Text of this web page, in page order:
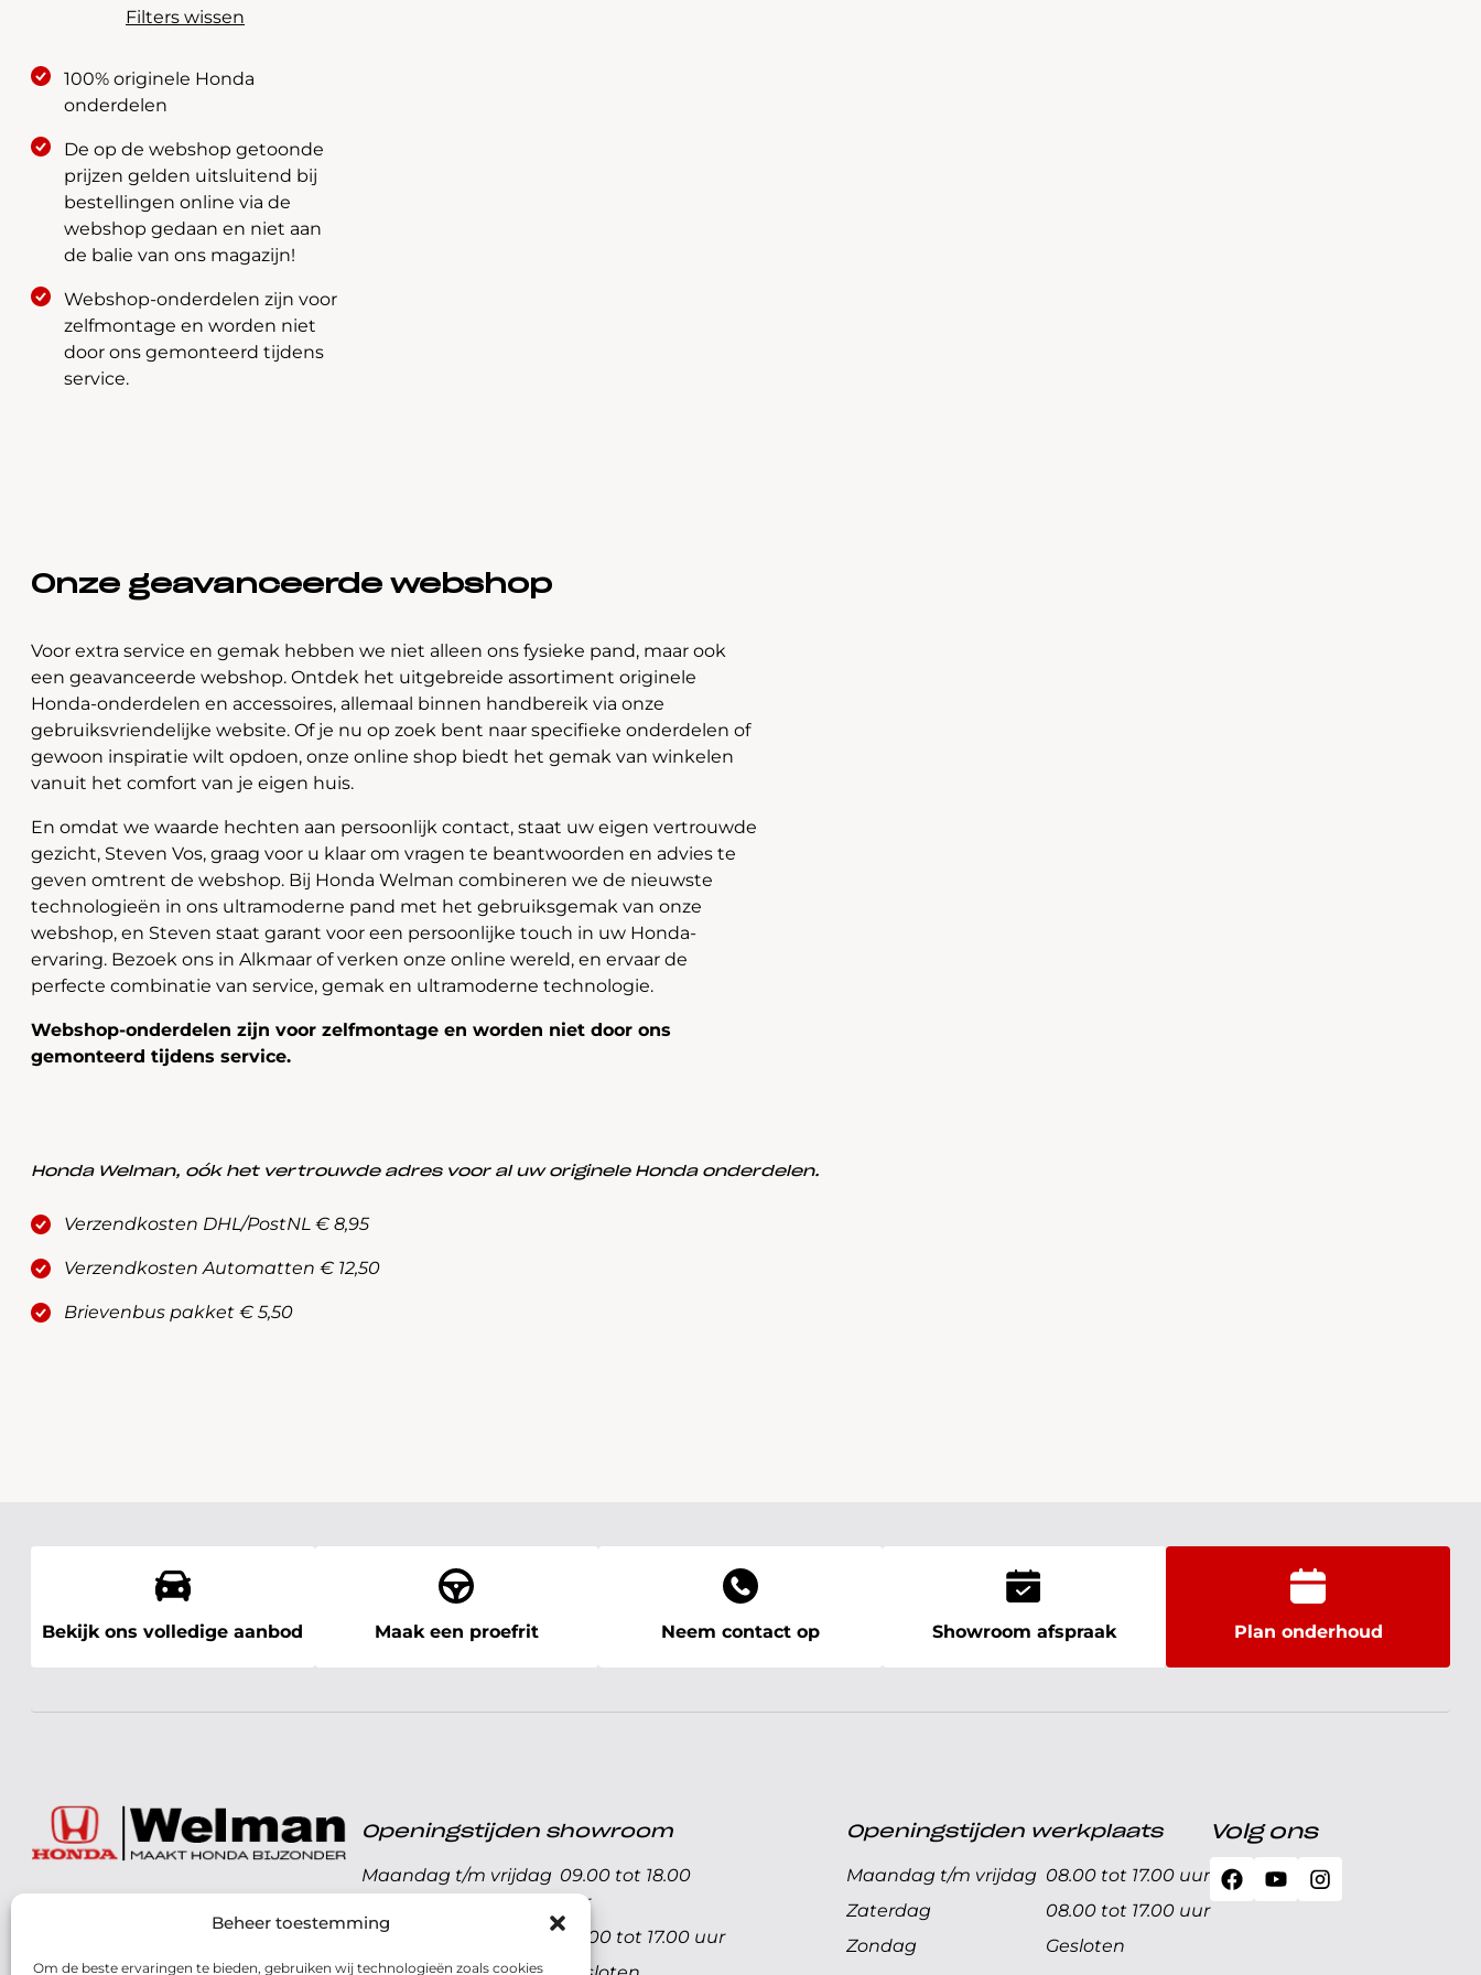
Beheer toestemming
Om de beste ervaringen te bieden, gebruiken wij technologieën zoals cookies
Filters wissen
100% originele Honda
onderdelen
De op de webshop getoonde
prijzen gelden uitsluitend bij
bestellingen online via de
webshop gedaan en niet aan
de balie van ons magazijn!
Webshop-onderdelen zijn voor
zelfmontage en worden niet
door ons gemonteerd tijdens
service.
Onze geavanceerde webshop
Voor extra service en gemak hebben we niet alleen ons fysieke pand, maar ook
een geavanceerde webshop. Ontdek het uitgebreide assortiment originele
Honda-onderdelen en accessoires, allemaal binnen handbereik via onze
gebruiksvriendelijke website. Of je nu op zoek bent naar specifieke onderdelen of
gewoon inspiratie wilt opdoen, onze online shop biedt het gemak van winkelen
vanuit het comfort van je eigen huis.
En omdat we waarde hechten aan persoonlijk contact, staat uw eigen vertrouwde
gezicht, Steven Vos, graag voor u klaar om vragen te beantwoorden en advies te
geven omtrent de webshop. Bij Honda Welman combineren we de nieuwste
technologieën in ons ultramoderne pand met het gebruiksgemak van onze
webshop, en Steven staat garant voor een persoonlijke touch in uw Honda-
ervaring. Bezoek ons in Alkmaar of verken onze online wereld, en ervaar de
perfecte combinatie van service, gemak en ultramoderne technologie.
Webshop-onderdelen zijn voor zelfmontage en worden niet door ons
gemonteerd tijdens service.
Honda Welman, oók het vertrouwde adres voor al uw originele Honda onderdelen.
Verzendkosten DHL/PostNL € 8,95
Verzendkosten Automatten € 12,50
Brievenbus pakket € 5,50
Bekijk ons volledige aanbod Maak een proefrit Neem contact op Showroom afspraak Plan onderhoud
072 - 57 16 9 40
Parelweg 3, 1812 RS
Openingstijden showroom
Maandag t/m vrijdag 09.00 tot 18.00
uur
Zaterdag
09.00 tot 17.00 uur
Openingstijden werkplaats
Maandag t/m vrijdag 08.00 tot 17.00 uur
Zaterdag
08.00 tot 17.00 uur
Zondag
Gesloten
Volg ons